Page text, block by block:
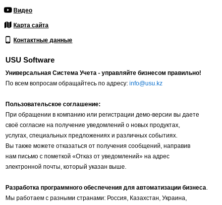
Видео
Карта сайта
Контактные данные
USU Software
Универсальная Система Учета - управляйте бизнесом правильно!
По всем вопросам обращайтесь по адресу:info@usu.kz
Пользовательское соглашение:
При обращении в компанию или регистрации демо-версии вы даете
своё согласие на получение уведомлений о новых продуктах,
услугах, специальных предложениях и различных событиях.
Вы также можете отказаться от получения сообщений, направив
нам письмо с пометкой «Отказ от уведомлений» на адрес
электронной почты, который указан выше.
Разработка программного обеспечения для автоматизации бизнеса.
Мы работаем с разными странами: Россия, Казахстан, Украина,